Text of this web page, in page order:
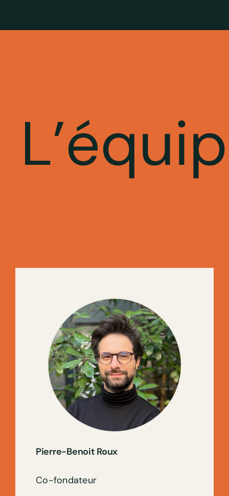
Pierre-Benoit Roux
Co-fondateur